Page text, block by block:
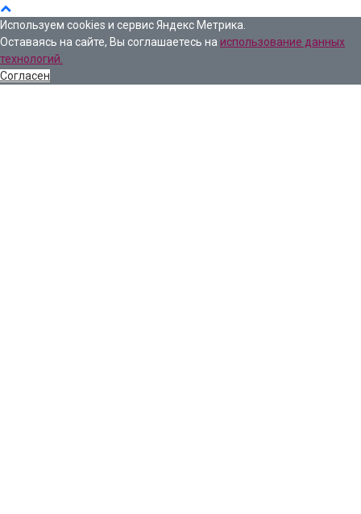
Используем cookies и сервис Яндекс Метрика.
Оставаясь на сайте, Вы соглашаетесь на использование данных
технологий.
Согласен